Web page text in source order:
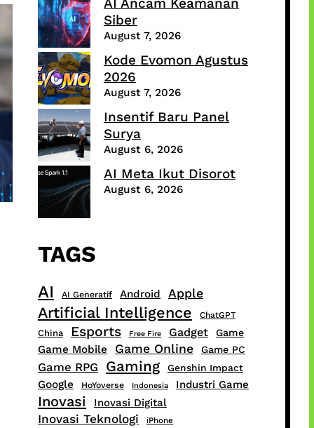
AI Ancam Keamanan
Siber
August 7, 2026
Kode Evomon Agustus
2026
August 7, 2026
Insentif Baru Panel
Surya
August 6, 2026
AI Meta Ikut Disorot
August 6, 2026
TAGS
AI AI Generatif Android Apple
Artificial Intelligence ChatGPT
China Esports Free Fire Gadget Game
Game Mobile Game Online Game PC
Game RPG Gaming Genshin Impact
Google HoYoverse Indonesia Industri Game
Inovasi Inovasi Digital
Inovasi Teknologi iPhone